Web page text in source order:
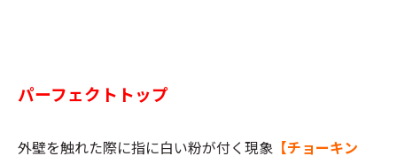
パーフェクトトップ
外壁を触れた際に指に白い粉が付く現象 【チョーキン